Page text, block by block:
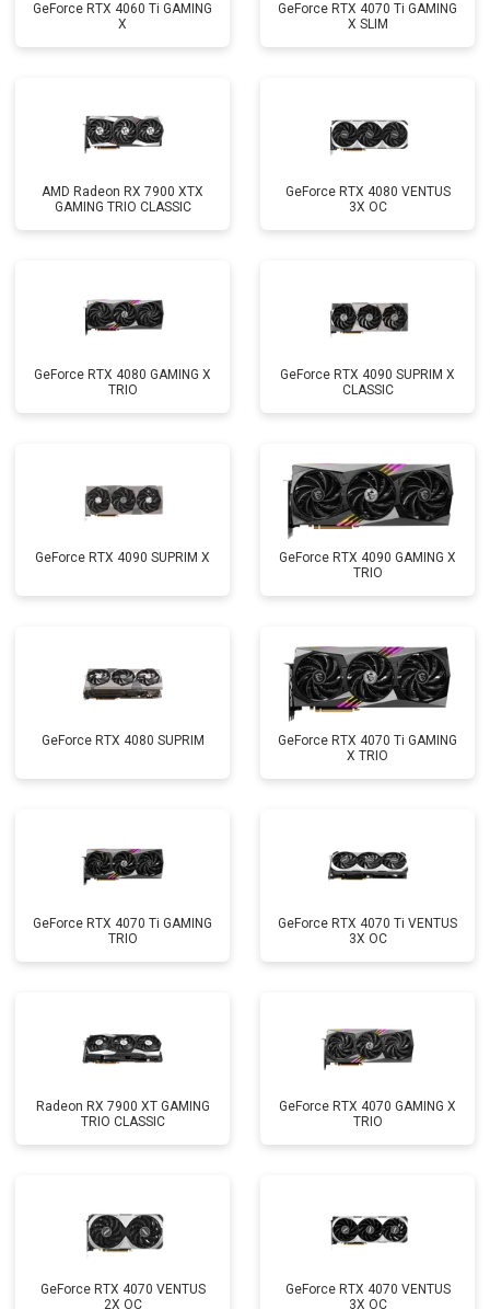
GeForce RTX 4060 Ti GAMING
X
GeForce RTX 4070 Ti GAMING
X SLIM
AMD Radeon RX 7900 XTX
GAMING TRIO CLASSIC
GeForce RTX 4080 VENTUS
3X OC
GeForce RTX 4080 GAMING X
TRIO
GeForce RTX 4090 SUPRIM X
CLASSIC
GeForce RTX 4090 SUPRIM X
GeForce RTX 4090 GAMING X
TRIO
GeForce RTX 4080 SUPRIM
GeForce RTX 4070 Ti GAMING
X TRIO
GeForce RTX 4070 Ti GAMING
TRIO
GeForce RTX 4070 Ti VENTUS
3X OC
Radeon RX 7900 XT GAMING
TRIO CLASSIC
GeForce RTX 4070 GAMING X
TRIO
GeForce RTX 4070 VENTUS
2X OC
GeForce RTX 4070 VENTUS
3X OC